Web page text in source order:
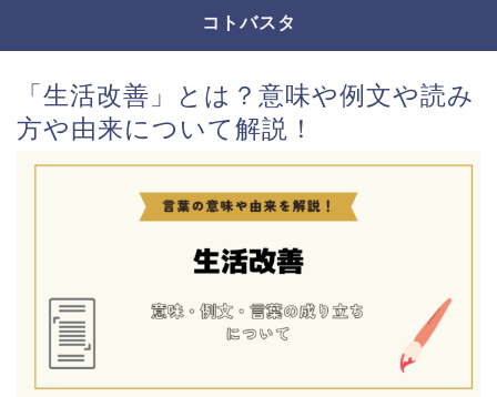
コトバスタ
「生活改善」とは？意味や例文や読み
方や由来について解説！